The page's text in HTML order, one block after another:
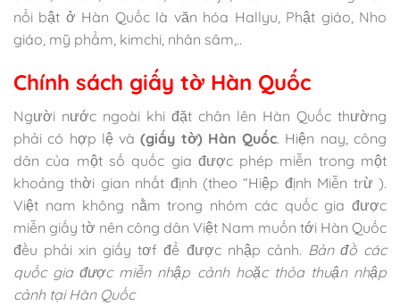
nổi bật ở Hàn Quốc là văn hóa Hallyu, Phật giáo, Nho
giáo, mỹ phẩm, kimchi, nhân sâm,..
Chính sách giấy tờ Hàn Quốc
Người nước ngoài khi đặt chân lên Hàn Quốc thường
phải có hợp lệ và(giấy tờ) Hàn Quốc. Hiện nay, công
dân của một số quốc gia được phép miễn trong một
khoảng thời gian nhất định (theo “Hiệp định Miễn trừ ).
Việt nam không nằm trong nhóm các quốc gia được
miễn giấy tờ nên công dân Việt Nam muốn tới Hàn Quốc
đều phải xin giấy tơf để được nhập cảnh. Bản đồ các
quốc gia được miễn nhập cảnh hoặc thỏa thuận nhập
cảnh tại Hàn Quốc